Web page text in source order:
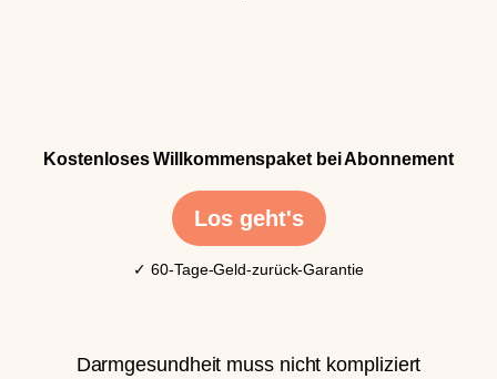
Kostenloses Willkommenspaket bei Abonnement
Los geht's
✓ 60-Tage-Geld-zurück-Garantie
Darmgesundheit muss nicht kompliziert